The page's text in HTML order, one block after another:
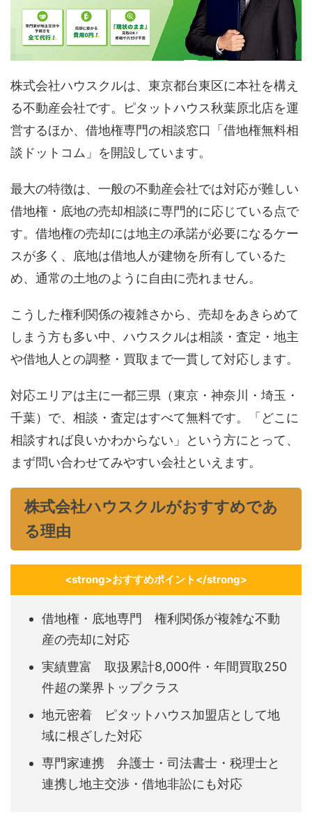
株式会社ハウスクルは、東京都台東区に本社を構え
る不動産会社です。ピタットハウス秋葉原北店を運
営するほか、借地権専門の相談窓口「借地権無料相
談ドットコム」を開設しています。
最大の特徴は、一般の不動産会社では対応が難しい
借地権・底地の売却相談に専門的に応じている点で
す。借地権の売却には地主の承諾が必要になるケー
スが多く、底地は借地人が建物を所有しているた
め、通常の土地のように自由に売れません。
こうした権利関係の複雑さから、売却をあきらめて
しまう方も多い中、ハウスクルは相談・査定・地主
や借地人との調整・買取まで一貫して対応します。
対応エリアは主に一都三県（東京・神奈川・埼玉・
千葉）で、相談・査定はすべて無料です。「どこに
相談すれば良いかわからない」という方にとって、
まず問い合わせてみやすい会社といえます。
株式会社ハウスクルがおすすめであ
る理由
<strong>おすすめポイント</strong>
借地権・底地専門 権利関係が複雑な不動
産の売却に対応
実績豊富 取扱累計8,000件・年間買取250
件超の業界トップクラス
地元密着 ピタットハウス加盟店として地
域に根ざした対応
専門家連携 弁護士・司法書士・税理士と
連携し地主交渉・借地非訟にも対応